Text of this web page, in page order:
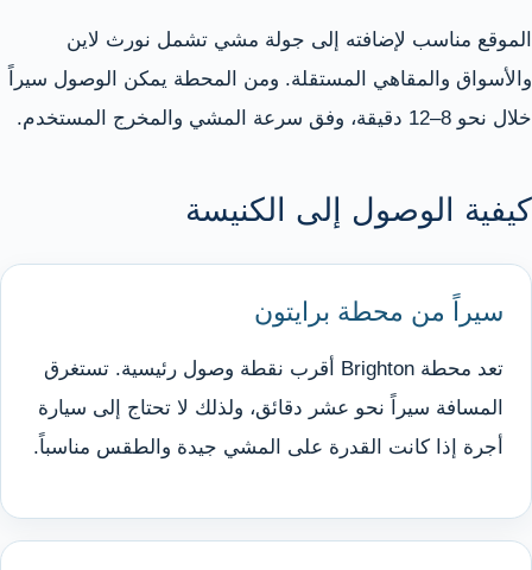
الموقع مناسب لإضافته إلى جولة مشي تشمل نورث لاين
والأسواق والمقاهي المستقلة. ومن المحطة يمكن الوصول سيراً
خلال نحو 8–12 دقيقة، وفق سرعة المشي والمخرج المستخدم.
كيفية الوصول إلى الكنيسة
سيراً من محطة برايتون
تعد محطة Brighton أقرب نقطة وصول رئيسية. تستغرق
المسافة سيراً نحو عشر دقائق، ولذلك لا تحتاج إلى سيارة
أجرة إذا كانت القدرة على المشي جيدة والطقس مناسباً.